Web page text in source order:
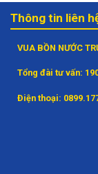
Thông tin liên
VUA BỒN NƯỚC
Tổng đài tư vấn:
Điện thoại: